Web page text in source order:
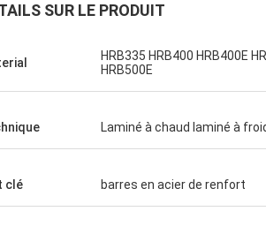
SUR LE PRODUIT
HRB335 HRB400 HRB400E
HRB500E
Laminé à chaud laminé à
clé barres en acier de renfort